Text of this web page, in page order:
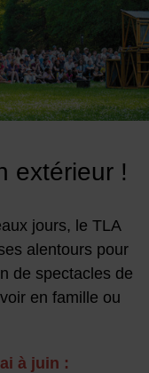
extérieur !
jours, le TLA
alentours pour
de spectacles de
en famille ou
à juin :